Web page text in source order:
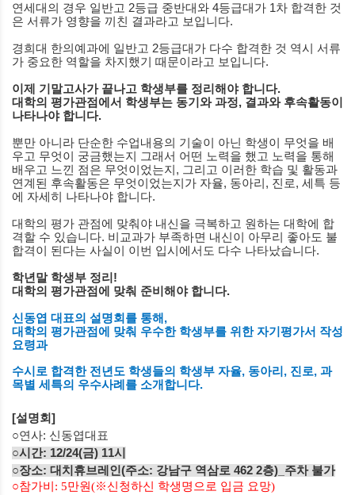
연세대의 경우 일반고 2등급 중반대와 4등급대가 1차 합격한 것
은 서류가 영향을 끼친 결과라고 보입니다.
경희대 한의예과에 일반고 2등급대가 다수 합격한 것 역시 서류
가 중요한 역할을 차지했기 때문이라고 보입니다.
이제 기말고사가 끝나고 학생부를 정리해야 합니다.
대학의 평가관점에서 학생부는 동기와 과정, 결과와 후속활동이
나타나야 합니다.
뿐만 아니라 단순한 수업내용의 기술이 아닌 학생이 무엇을 배
우고 무엇이 궁금했는지 그래서 어떤 노력을 했고 노력을 통해
배우고 느낀 점은 무엇이었는지 , 그리고 이러한 학습 및 활동과
연계된 후속활동은 무엇이었는지가 자율, 동아리 , 진로, 세특 등
에 자세히 나타나야 합니다.
대학의 평가 관점에 맞춰야 내신을 극복하고 원하는 대학에 합
격할 수 있습니다. 비교과가 부족하면 내신이 아무리 좋아도 불
합격이 된다는 사실이 이번 입시에서도 다수 나타났습니다.
학년말 학생부 정리 !
대학의 평가관점에 맞춰 준비해야 합니다.
신동엽 대표의 설명회를 통해 ,
대학의 평가관점에 맞춰 우수한 학생부를 위한 자기평가서 작성
요령과
수시로 합격한 전년도 학생들의 학생부 자율, 동아리 , 진로, 과
목별 세특의 우수사례를 소개합니다.
[설명회]
○연사: 신동엽대표
○시간: 12/24(금) 11시
○장소: 대치휴브레인 (주소: 강남구 역삼로 462 2층)_ 주차 불가
○참가비: 5만원(※신청하신 학생명으로 입금 요망)